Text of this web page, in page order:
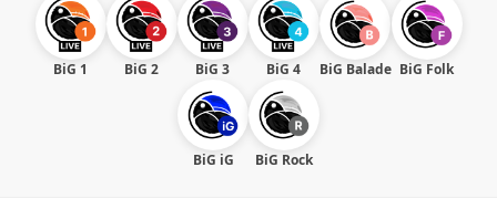
BiG 1 BiG 2 BiG 3 BiG 4 BiG Balade BiG Folk
BiG iG BiG Rock